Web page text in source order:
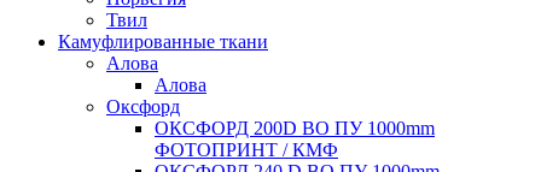
Твил
Камуфлированные ткани
Алова
Алова
Оксфорд
ОКСФОРД 200D ВО ПУ 1000mm
ФОТОПРИНТ / КМФ